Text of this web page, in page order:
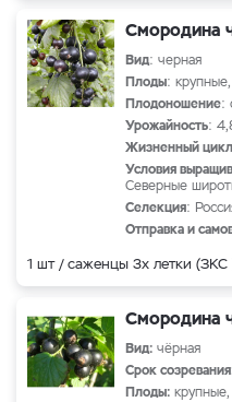
Смородина
Вид: черная
Плоды:
Плодоношение:
Урожайность:
Жизненный цикл
Условия
Северные
Селекция:
Отправка и
1 шт / саженцы 3х летки (ЗКС
Смородина
Вид: чёрная
Срок
Плоды: